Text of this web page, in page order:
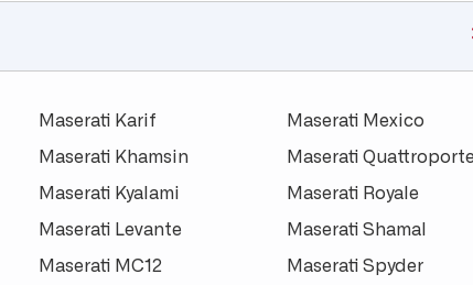
Maserati Karif
Maserati Khamsin
Maserati Kyalami
Maserati Levante
Maserati MC12
Maserati Mexico
Maserati
Maserati Royale
Maserati Shamal
Maserati Spyder